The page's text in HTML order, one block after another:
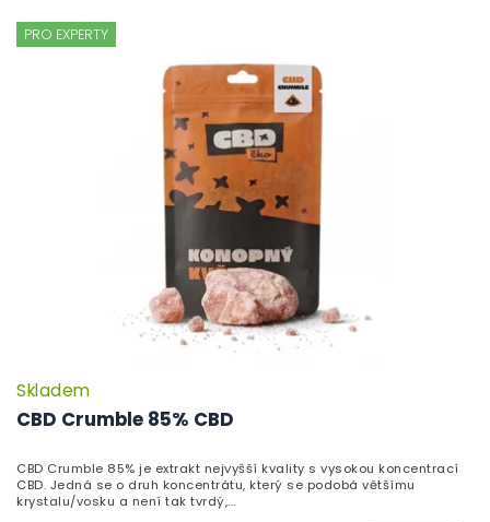
PRO EXPERTY
CBD Crumble 85% CBD
Skladem
CBD Crumble 85% je extrakt nejvyšší kvality s vysokou koncentrací
CBD. Jedná se o druh koncentrátu, který se podobá většímu
krystalu/vosku a není tak tvrdý,...